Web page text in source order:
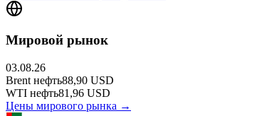
Мировой рынок
03.08.26
Brent нефть88,90 USD
WTI нефть81,96 USD
Цены мирового рынка →